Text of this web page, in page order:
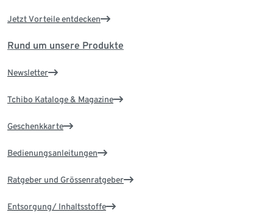
Jetzt Vorteile entdecken
Rund um unsere Produkte
Newsletter
Tchibo Kataloge & Magazine
Geschenkkarte
Bedienungsanleitungen
Ratgeber und Grössenratgeber
Entsorgung/ Inhaltsstoffe